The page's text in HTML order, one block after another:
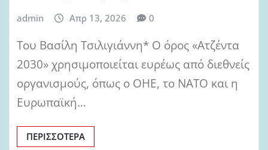
admin Απρ 13, 2026 0
Του Βασίλη Τσιλιγιάννη* Ο όρος «Ατζέντα
2030» χρησιμοποιείται ευρέως από διεθνείς
οργανισμούς, όπως ο ΟΗΕ, το NATO και η
Ευρωπαϊκή…
ΠΕΡΙΣΣΌΤΕΡΑ